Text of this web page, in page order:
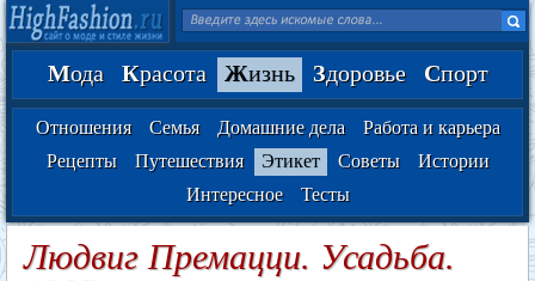
Мода Красота Жизнь Здоровье Спорт
Отношения Семья Домашние дела
Работа и карьера
Рецепты
Путешествия Этикет Советы
Истории
Интересное
Тесты
Людвиг Премацци. Усадьба.